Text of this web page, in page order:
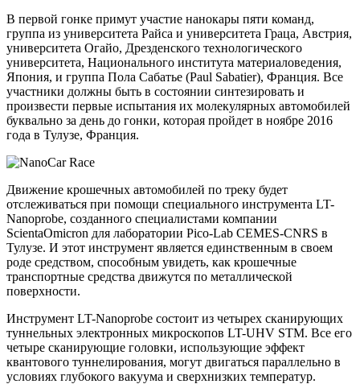
В первой гонке примут участие нанокары пяти команд,
группа из университета Райса и университета Граца, Австрия,
университета Огайо, Дрезденского технологического
университета, Национального института материаловедения,
Япония, и группа Пола Сабатье (Paul Sabatier), Франция. Все
участники должны быть в состоянии синтезировать и
произвести первые испытания их молекулярных автомобилей
буквально за день до гонки, которая пройдет в ноябре 2016
года в Тулузе, Франция.
Движение крошечных автомобилей по треку будет
отслеживаться при помощи специального инструмента LT-
Nanoprobe, созданного специалистами компании
ScientaOmicron для лаборатории Pico-Lab CEMES-CNRS в
Тулузе. И этот инструмент является единственным в своем
роде средством, способным увидеть, как крошечные
транспортные средства движутся по металлической
поверхности.
Инструмент LT-Nanoprobe состоит из четырех сканирующих
туннельных электронных микроскопов LT-UHV STM. Все его
четыре сканирующие головки, использующие эффект
квантового туннелирования, могут двигаться параллельно в
условиях глубокого вакуума и сверхнизких температур.